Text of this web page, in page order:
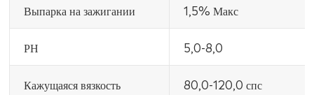
Выпарка на зажигании 1,5% Макс
РН 5,0-8,0
Кажущаяся вязкость 80,0-120,0 спс